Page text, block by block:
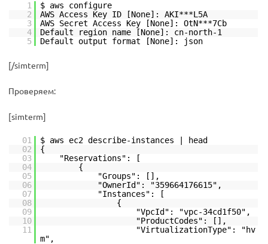
1
$ aws configure
2
AWS Access Key ID [None]: AKI***L5A
3
AWS Secret Access Key [None]: OtN***7Cb
4
Default region name [None]: cn-north-1
5
Default output format [None]: json
[/simterm]
Проверяем:
[simterm]
01
$ aws ec2 describe-instances | head
02
{
03
"Reservations": [
04
{
05
"Groups": [],
06
"OwnerId": "359664176615",
07
"Instances": [
08
{
09
"VpcId": "vpc-34cd1f50",
10
"ProductCodes": [],
11
"VirtualizationType": "hv
m",